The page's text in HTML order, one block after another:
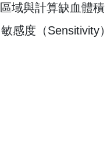
域與計算缺血體
感度（Sensitivity